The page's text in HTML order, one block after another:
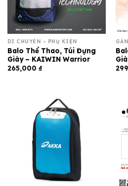
DI CHUYỂN - PHỤ KIỆN
Balo Thể Thao, Túi Đựng
Giày – KAIWIN Warrior
265,000 ₫